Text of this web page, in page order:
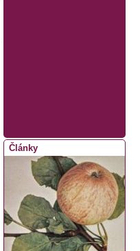
Články